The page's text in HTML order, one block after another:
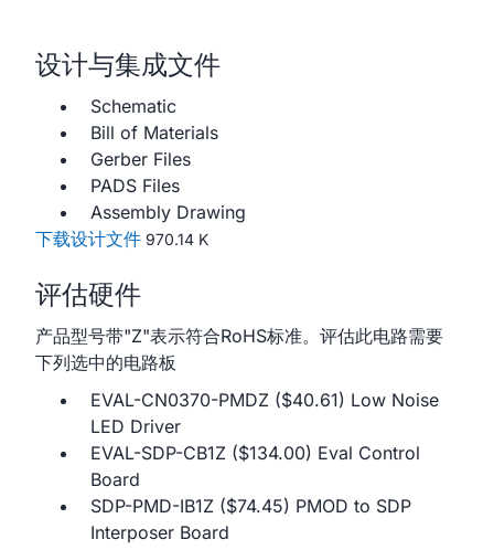
设计与集成文件
Schematic
Bill of Materials
Gerber Files
PADS Files
Assembly Drawing
下载设计文件 970.14 K
评估硬件
产品型号带"Z"表示符合RoHS标准。评估此电路需要
下列选中的电路板
EVAL-CN0370-PMDZ ($40.61) Low Noise
LED Driver
EVAL-SDP-CB1Z ($134.00) Eval Control
Board
SDP-PMD-IB1Z ($74.45) PMOD to SDP
Interposer Board